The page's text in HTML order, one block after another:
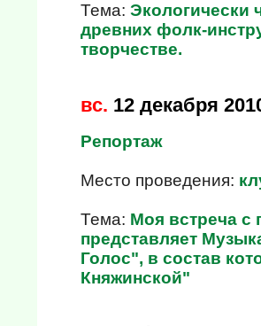
Тема:Экологически
древних фолк-
творчестве.
вс. 12 декабря
Репортаж
Место проведения:
Тема: Моя встреча с
представляет
Голос", в состав
Княжинской"